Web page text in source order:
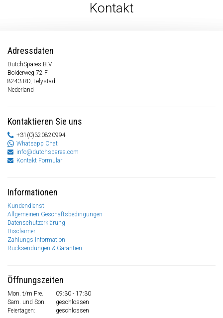
Kontakt
Adressdaten
DutchSpares B.V.
Bolderweg 72 F
8243 RD, Lelystad
Nederland
Kontaktieren Sie uns
+31(0)320820994
Whatsapp Chat
info@dutchspares.com
Kontakt Formular
Informationen
Kundendienst
Allgemeinen Geschäftsbedingungen
Datenschutzerklärung
Disclaimer
Zahlungs Information
Rücksendungen & Garantien
Öffnungszeiten
Mon. t/m Fre.
09:30 - 17:30
Sam. und Son.
geschlossen
Feiertagen:
geschlossen